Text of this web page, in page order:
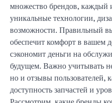
множество брендов, каждый
уникальные технологии,
возможности. Правильный
обеспечит комфорт в вашем
сэкономит деньги на
будущем. Важно учитывать
но и отзывы пользователей,
доступность запчастей и